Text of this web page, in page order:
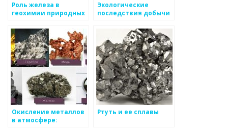
Роль железа в
геохимии природных
Экологические
последствия добычи
Окисление металлов
в атмосфере:
Ртуть и ее сплавы